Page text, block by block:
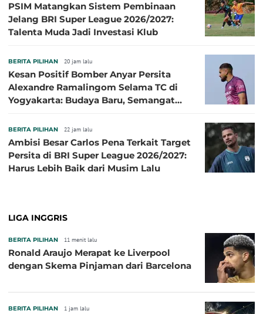
PSIM Matangkan Sistem Pembinaan
Jelang BRI Super League 2026/2027:
Talenta Muda Jadi Investasi Klub
BERITA PILIHAN 20 jam lalu
Kesan Positif Bomber Anyar Persita
Alexandre Ramalingom Selama TC di
Yogyakarta: Budaya Baru, Semangat
BERITA PILIHAN 22 jam lalu
Ambisi Besar Carlos Pena Terkait Target
Persita di BRI Super League 2026/2027:
Harus Lebih Baik dari Musim Lalu
LIGA INGGRIS
BERITA PILIHAN 11 menit lalu
Ronald Araujo Merapat ke Liverpool
dengan Skema Pinjaman dari Barcelona
BERITA PILIHAN 1 jam lalu